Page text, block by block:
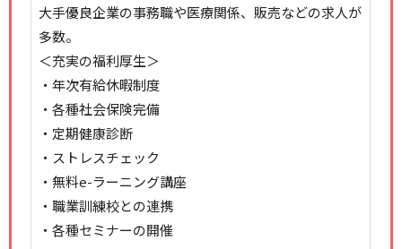
大手優良企業の事務職や医療関係、販売などの求人が
多数。
＜充実の福利厚生＞
・年次有給休暇制度
・各種社会保険完備
・定期健康診断
・ストレスチェック
・無料e-ラーニング講座
・職業訓練校との連携
・各種セミナーの開催